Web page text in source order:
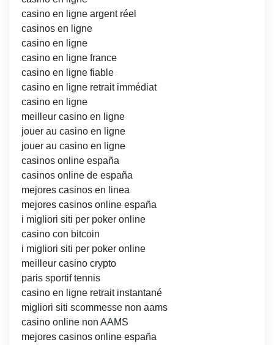
casino en ligne argent réel
casinos en ligne
casino en ligne
casino en ligne france
casino en ligne fiable
casino en ligne retrait immédiat
casino en ligne
meilleur casino en ligne
jouer au casino en ligne
jouer au casino en ligne
casinos online españa
casinos online de españa
mejores casinos en linea
mejores casinos online españa
i migliori siti per poker online
casino con bitcoin
i migliori siti per poker online
meilleur casino crypto
paris sportif tennis
casino en ligne retrait instantané
migliori siti scommesse non aams
casino online non AAMS
mejores casinos online españa